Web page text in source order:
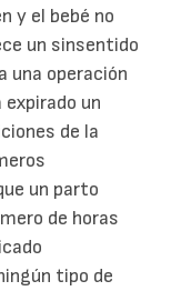
y el bebé no
un sinsentido
una operación
un
de la
un parto
de horas
tipo de